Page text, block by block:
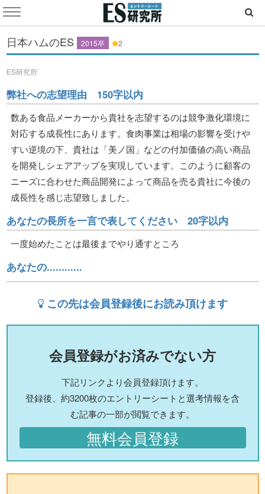
日本ハムのES 2015卒 2
ES研究所
弊社への志望理由 150字以内
数ある食品メーカーから貴社を志望するのは競争激化環境に
対応する成長性にあります。食肉事業は相場の影響を受けや
すい逆境の下、貴社は「美ノ国」などの付加価値の高い商品
を開発しシェアアップを実現しています。このように顧客の
ニーズに合わせた商品開発によって商品を売る貴社に今後の
成長性を感じ志望致しました。
あなたの長所を一言で表してください 20字以内
一度始めたことは最後までやり通すところ
あなたの............
この先は会員登録後にお読み頂けます
会員登録がお済みでない方
下記リンクより会員登録頂けます。
登録後、約3200枚のエントリーシートと選考情報を含
む記事の一部が閲覧できます。
無料会員登録